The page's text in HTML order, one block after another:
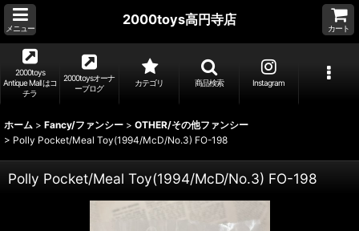
メニュー
2000toys高円寺店
カート
2000toys
Antique Mall はコ
チラ
2000toysオーナ
ーブログ
カテゴリ 商品検索 Instagram
ホーム > Fancy/ファンシー > OTHER/その他ファンシー
> Polly Pocket/Meal Toy(1994/McD/No.3) FO-198
Polly Pocket/Meal Toy(1994/McD/No.3) FO-198